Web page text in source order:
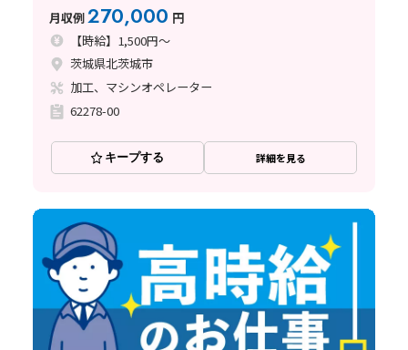
月収例270,000 円
【時給】1,500円～
茨城県北茨城市
加工、マシンオペレーター
62278-00
キープする 詳細を見る